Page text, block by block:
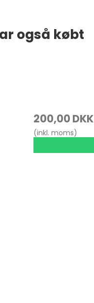
også købt
200,00 DKK
(inkl. moms)